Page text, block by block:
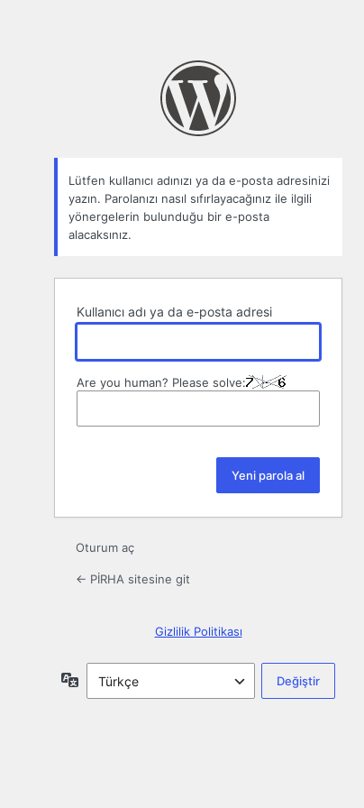
Lütfen kullanıcı adınızı ya da e-posta adresinizi
yazın. Parolanızı nasıl sıfırlayacağınız ile ilgili
yönergelerin bulunduğu bir e-posta
alacaksınız.
Kullanıcı adı ya da e-posta adresi
Are you human? Please solve:
Oturum aç
← PİRHA sitesine git
Gizlilik Politikası